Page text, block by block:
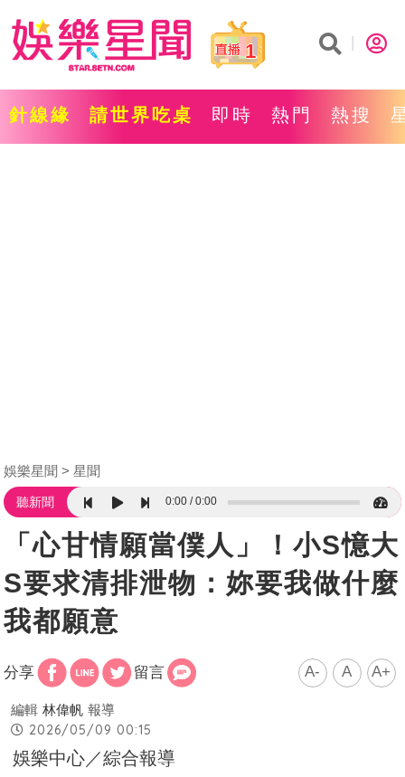
1
針線緣 請世界吃桌 即時 熱門 熱搜
娛樂星聞 星聞
聽新聞 0:00 0:00
「心甘情願當僕人」！小S憶大
S要求清排泄物：妳要我做什麼
我都願意
分享 留言 A- A A+
編輯 林偉帆 報導
2026/05/09 00:15
娛樂中心／綜合報導